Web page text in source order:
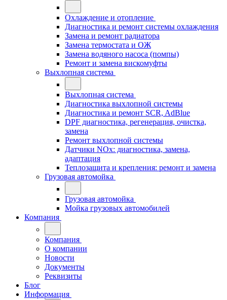
Охлаждение и отопление
Диагностика и ремонт системы охлаждения
Замена и ремонт радиатора
Замена термостата и ОЖ
Замена водяного насоса (помпы)
Ремонт и замена вискомуфты
Выхлопная система
Выхлопная система
Диагностика выхлопной системы
Диагностика и ремонт SCR, AdBlue
DPF диагностика, регенерация, очистка,
замена
Ремонт выхлопной системы
Датчики NOx: диагностика, замена,
адаптация
Теплозащита и крепления: ремонт и замена
Грузовая автомойка
Грузовая автомойка
Мойка грузовых автомобилей
Компания
Компания
О компании
Новости
Документы
Реквизиты
Блог
Информация